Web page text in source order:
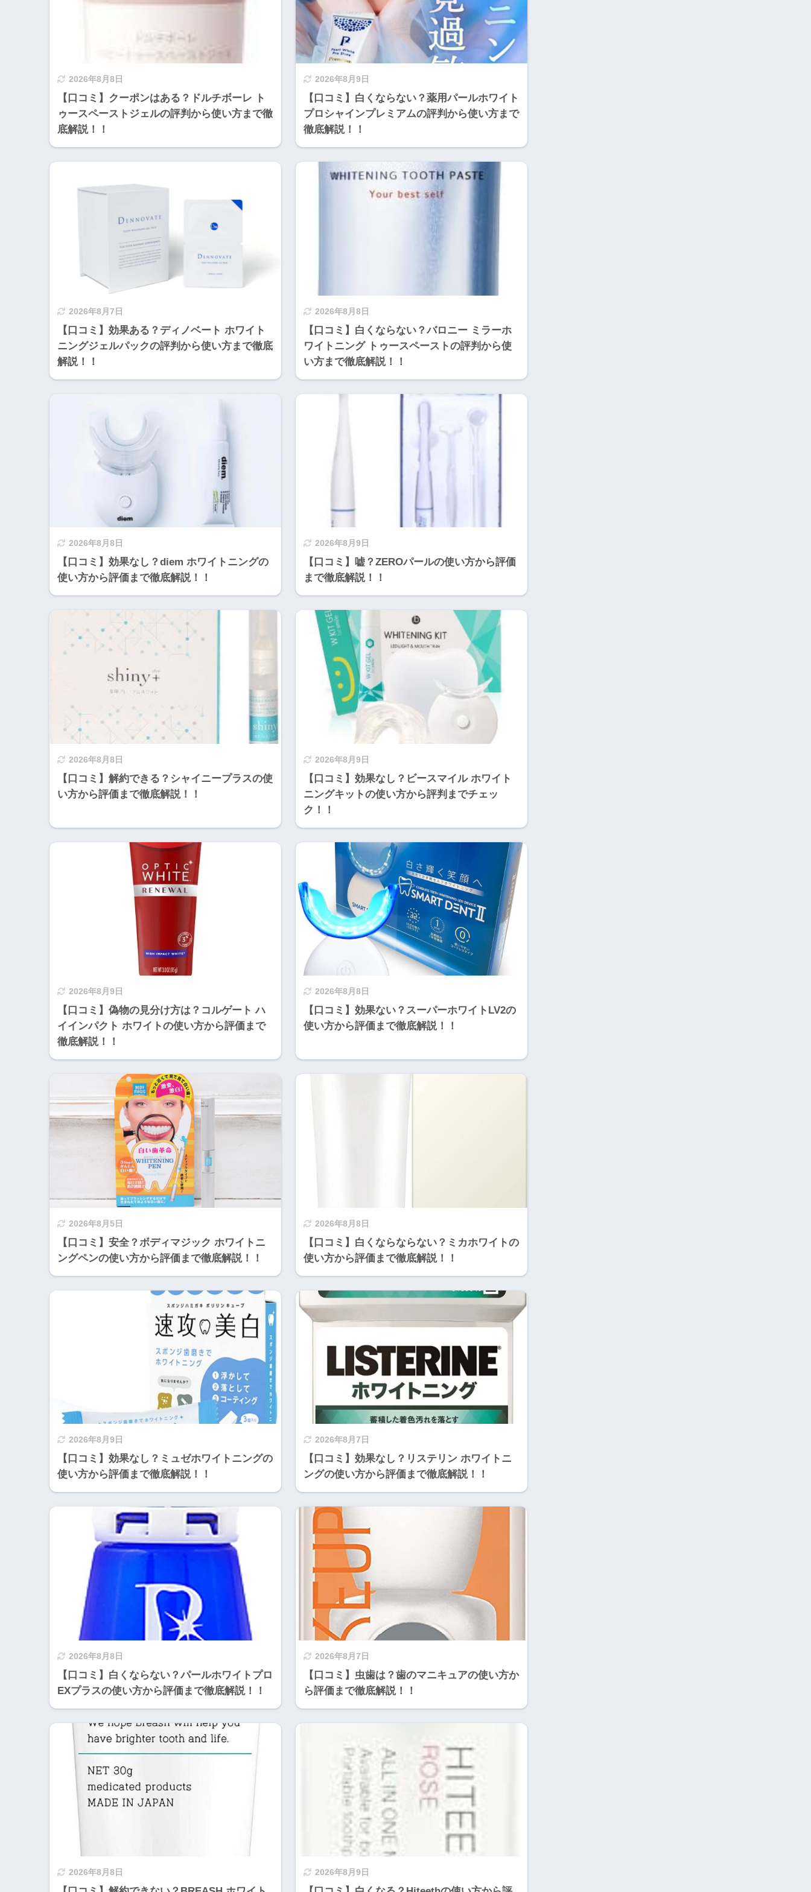
2026年8月8日
【口コミ】クーポンはある？ドルチボーレ ト
ゥースペーストジェルの評判から使い方まで徹
底解説！！
2026年8月9日
【口コミ】白くならない？薬用パールホワイト
プロシャインプレミアムの評判から使い方まで
徹底解説！！
2026年8月7日
【口コミ】効果ある？ディノベート ホワイト
ニングジェルパックの評判から使い方まで徹底
解説！！
2026年8月8日
【口コミ】白くならない？バロニー ミラーホ
ワイトニング トゥースペーストの評判から使
い方まで徹底解説！！
2026年8月8日
【口コミ】効果なし？diem ホワイトニングの
使い方から評価まで徹底解説！！
2026年8月9日
【口コミ】嘘？ZEROパールの使い方から評価
まで徹底解説！！
2026年8月8日
【口コミ】解約できる？シャイニープラスの使
い方から評価まで徹底解説！！
2026年8月9日
【口コミ】効果なし？ビースマイル ホワイト
ニングキットの使い方から評判までチェッ
ク！！
2026年8月9日
【口コミ】偽物の見分け方は？コルゲート ハ
イインパクト ホワイトの使い方から評価まで
徹底解説！！
2026年8月8日
【口コミ】効果ない？スーパーホワイトLV2の
使い方から評価まで徹底解説！！
2026年8月5日
【口コミ】安全？ボディマジック ホワイトニ
ングペンの使い方から評価まで徹底解説！！
2026年8月8日
【口コミ】白くならならない？ミカホワイトの
使い方から評価まで徹底解説！！
2026年8月9日
【口コミ】効果なし？ミュゼホワイトニングの
使い方から評価まで徹底解説！！
2026年8月7日
【口コミ】効果なし？リステリン ホワイトニ
ングの使い方から評価まで徹底解説！！
2026年8月8日
【口コミ】白くならない？パールホワイトプロ
EXプラスの使い方から評価まで徹底解説！！
2026年8月7日
【口コミ】虫歯は？歯のマニキュアの使い方か
ら評価まで徹底解説！！
2026年8月8日 2026年8月9日